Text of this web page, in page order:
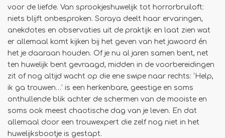
voor de liefde. Van sprookjeshuwelijk tot horrorbruiloft:
niets blijft onbesproken. Soraya deelt haar ervaringen,
anekdotes en observaties uit de praktijk en laat zien wat
er allemaal komt kijken bij het geven van het jawoord én
het je daaraan houden. Of je nu al jaren samen bent, net
ten huwelijk bent gevraagd, midden in de voorbereidingen
zit of nog altijd wacht op die ene swipe naar rechts: ‘Help,
ik ga trouwen…’ is een herkenbare, geestige en soms
onthullende blik achter de schermen van de mooiste en
soms ook meest chaotische dag van je leven. En dat
allemaal door een trouwexpert die zelf nog niet in het
huwelijksbootje is gestapt.